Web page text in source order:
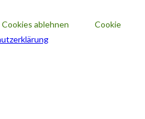
Cookies ablehnen
Cookie